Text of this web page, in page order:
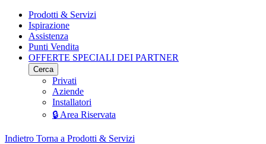
Prodotti & Servizi
Ispirazione
Assistenza
Punti Vendita
OFFERTE SPECIALI DEI PARTNER
Cerca
Privati
Aziende
Installatori
🔒 Area Riservata
Indietro Torna a Prodotti & Servizi